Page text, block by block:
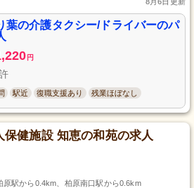
葉の介護タクシー/ドライバーのパ
円
駅近 復職支援あり 残業ほぼなし
保健施設 知恵の和苑の求人
原駅から0.4km、柏原南口駅から0.6km